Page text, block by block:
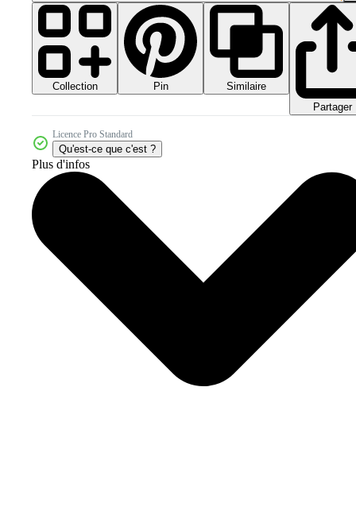
Collection Pin
Similaire
Partager
Licence Pro Standard
Qu'est-ce que c'est ?
Plus d'infos